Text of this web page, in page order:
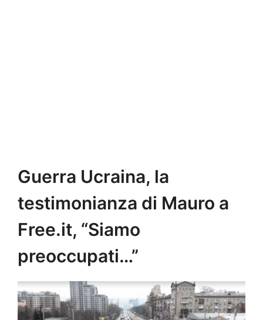
Guerra Ucraina, la
testimonianza di Mauro a
Free.it, “Siamo
preoccupati…”